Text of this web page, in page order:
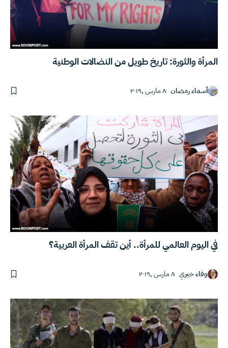
المرأة والثورة: تاريخ طويل من النضالات الوطنية
أسماء رمضان ٨ مارس ,٢٠١٩
في اليوم العالمي للمرأة.. أين تقف المرأة العربية؟
وفاء خيري ٨ مارس ,٢٠١٩